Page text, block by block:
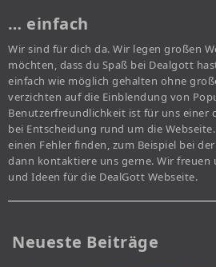
… einfach
Wir sind für dich da. Wir legen großen
möchten, dass du Spaß bei Dealgott
einfach wie möglich gehalten ohne
verzichten auf die Einblendung von
Benutzerfreundlichkeit ist für uns einer
bei Entscheidung rund um die
einen Fehler finden, zum Beispiel bei
dann kontaktiere uns gerne. Wir freuen
und Ideen für die DealGott Webseite.
Neueste Beiträge